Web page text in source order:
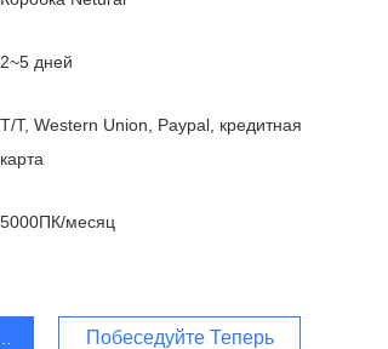
2~5 дней
T/T, Western Union, Paypal, кредитная
карта
5000ПК/месяц
ЦенуПобеседуйте Теперь